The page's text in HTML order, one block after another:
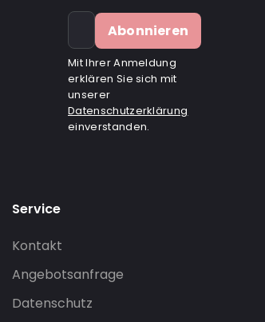
Abonnieren
Mit Ihrer Anmeldung
erklären Sie sich mit
unserer
Datenschutzerklärung
einverstanden.
Service
Kontakt
Angebotsanfrage
Datenschutz